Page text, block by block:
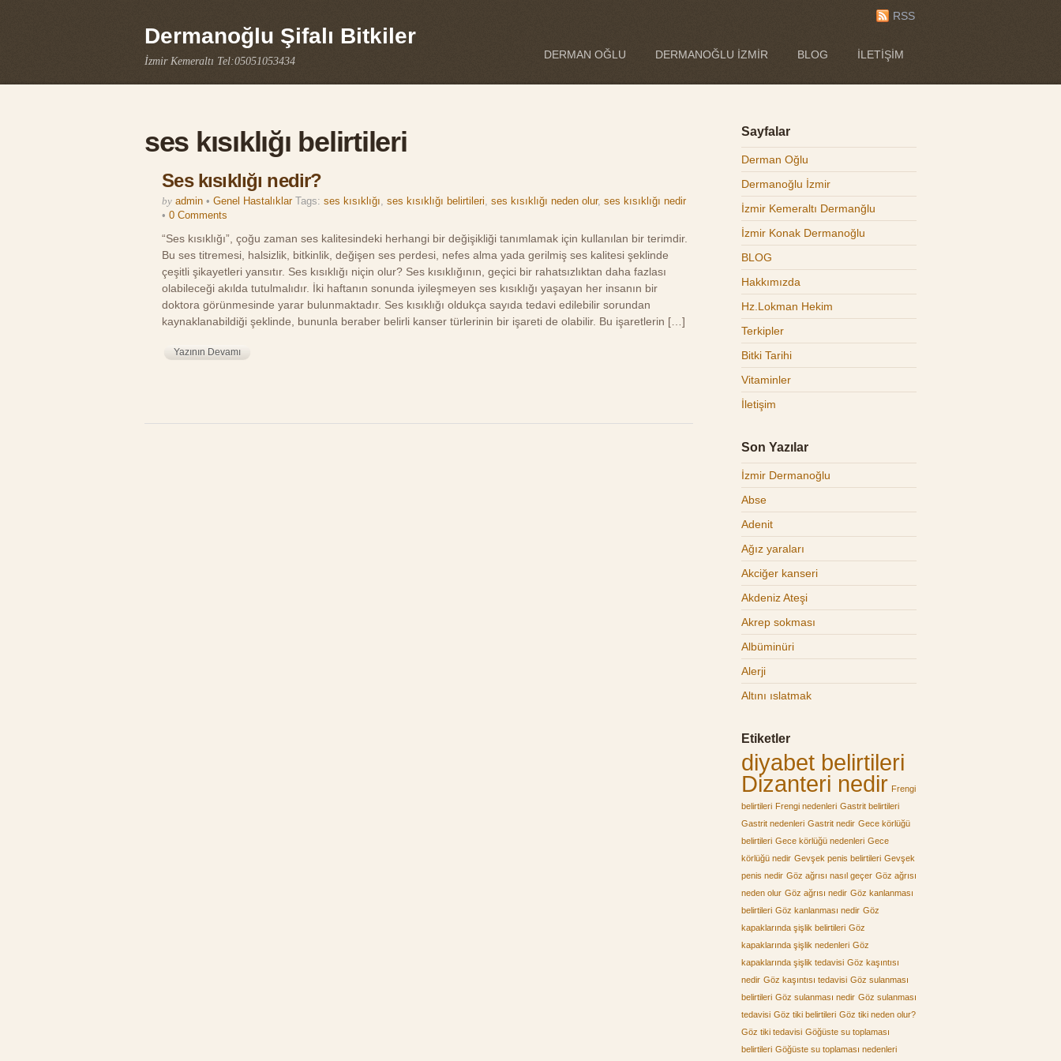
Dermanoğlu Şifalı Bitkiler
İzmir Kemeraltı Tel:05051053434
DERMAN OĞLU DERMANOĞLU İZMIR BLOG İLETIŞIM
RSS
ses kısıklığı belirtileri
Ses kısıklığı nedir?
by admin • Genel Hastalıklar Tags:ses kısıklığı,ses kısıklığı belirtileri,ses kısıklığı neden olur,ses kısıklığı nedir
•0 Comments
“Ses kısıklığı”, çoğu zaman ses kalitesindeki herhangi bir değişikliği tanımlamak için kullanılan bir terimdir.
Bu ses titremesi, halsizlik, bitkinlik, değişen ses perdesi, nefes alma yada gerilmiş ses kalitesi şeklinde
çeşitli şikayetleri yansıtır. Ses kısıklığı niçin olur? Ses kısıklığının, geçici bir rahatsızlıktan daha fazlası
olabileceği akılda tutulmalıdır. İki haftanın sonunda iyileşmeyen ses kısıklığı yaşayan her insanın bir
doktora görünmesinde yarar bulunmaktadır. Ses kısıklığı oldukça sayıda tedavi edilebilir sorundan
kaynaklanabildiği şeklinde, bununla beraber belirli kanser türlerinin bir işareti de olabilir. Bu işaretlerin […]
Yazının Devamı
Sayfalar
Derman Oğlu
Dermanoğlu İzmir
İzmir Kemeraltı Dermanğlu
İzmir Konak Dermanoğlu
BLOG
Hakkımızda
Hz.Lokman Hekim
Terkipler
Bitki Tarihi
Vitaminler
İletişim
Son Yazılar
İzmir Dermanoğlu
Abse
Adenit
Ağız yaraları
Akciğer kanseri
Akdeniz Ateşi
Akrep sokması
Albüminüri
Alerji
Altını ıslatmak
Etiketler
diyabet belirtileri
Dizanteri nedir Frengi
belirtileri Frengi nedenleri Gastrit belirtileri
Gastrit nedenleri Gastrit nedir Gece körlüğü
belirtileri Gece körlüğü nedenleri Gece
körlüğü nedir Gevşek penis belirtileri Gevşek
penis nedir Göz ağrısı nasıl geçer Göz ağrısı
neden olur Göz ağrısı nedir Göz kanlanması
belirtileri Göz kanlanması nedir Göz
kapaklarında şişlik belirtileri Göz
kapaklarında şişlik nedenleri Göz
kapaklarında şişlik tedavisi Göz kaşıntısı
nedir Göz kaşıntısı tedavisi Göz sulanması
belirtileri Göz sulanması nedir Göz sulanması
tedavisi Göz tiki belirtileri Göz tiki neden olur?
Göz tiki tedavisi Göğüste su toplaması
belirtileri Göğüste su toplaması nedenleri